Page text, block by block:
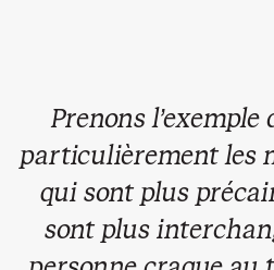
Prenons l’exemple
particulièrement les
qui sont plus
sont plus